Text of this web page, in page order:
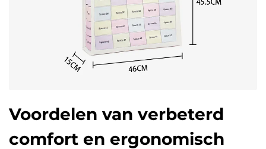
Voordelen van verbeterd
comfort en ergonomisch